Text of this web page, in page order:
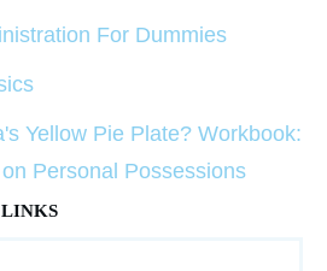
For Dummies
Yellow Pie Plate? Workbook:
Personal Possessions